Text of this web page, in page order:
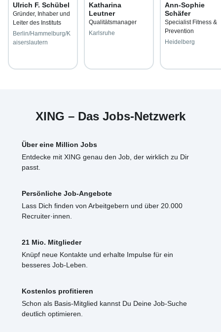
Ulrich F. Schübel
Gründer, Inhaber und
Leiter des Instituts
Berlin/Hammelburg/K
aiserslautern
Katharina
Leutner
Qualitätsmanager
Karlsruhe
Ann-Sophie
Schäfer
Specialist Fitness &
Prevention
Heidelberg
XING – Das Jobs-Netzwerk
Über eine Million Jobs
Entdecke mit XING genau den Job, der wirklich zu Dir
passt.
Persönliche Job-Angebote
Lass Dich finden von Arbeitgebern und über 20.000
Recruiter·innen.
21 Mio. Mitglieder
Knüpf neue Kontakte und erhalte Impulse für ein
besseres Job-Leben.
Kostenlos profitieren
Schon als Basis-Mitglied kannst Du Deine Job-Suche
deutlich optimieren.